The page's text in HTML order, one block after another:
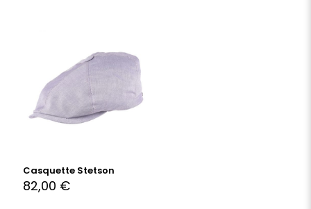
Casquette Stetson
82,00 €